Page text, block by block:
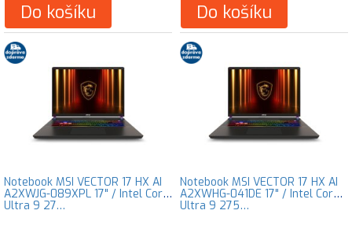
Do košíku Do košíku
Notebook MSI VECTOR 17 HX AI
A2XWJG-089XPL 17" / Intel Core
Ultra 9 27…
Notebook MSI VECTOR 17 HX AI
A2XWHG-041DE 17" / Intel Core
Ultra 9 275…